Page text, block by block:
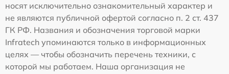
носят исключительно ознакомительный характер и
не являются публичной офертой согласно п. 2 ст. 437
ГК РФ. Названия и обозначения торговой марки
Infratech упоминаются только в информационных
целях — чтобы обозначить перечень техники, с
которой мы работаем. Наша организация не